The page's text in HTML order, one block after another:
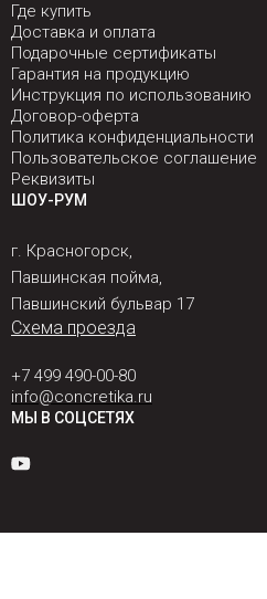
Где купить
Доставка и оплата
Подарочные сертификаты
Гарантия на продукцию
Инструкция по использованию
Договор-оферта
Политика конфиденциальности
Пользовательское соглашение
Реквизиты
ШОУ-РУМ
г. Красногорск,
Павшинская пойма,
Павшинский бульвар 17
Схема проезда
+7 499 490-00-80
info@concretika.ru
МЫ В СОЦСЕТЯХ